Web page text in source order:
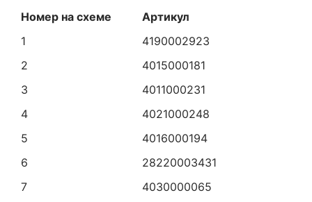
Номер на схеме
Артикул
1
4190002923
2
4015000181
3
4011000231
4
4021000248
5
4016000194
6
28220003431
7
4030000065